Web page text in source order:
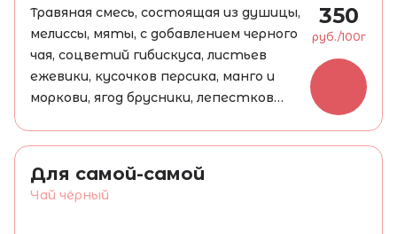
Травяная смесь, состоящая из душицы,
мелиссы, мяты, с добавлением черного
чая, соцветий гибискуса, листьев
ежевики, кусочков персика, манго и
моркови, ягод брусники, лепестков
насыщенный и ароматный,
наполненный свежестью
350
руб./100г
Для самой-самой
Чай чёрный